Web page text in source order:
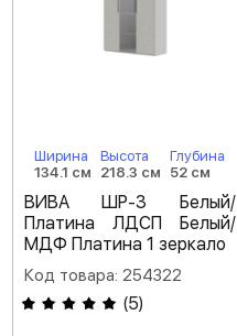
Ширина
134.1 см
Высота
218.3 см
Глубина
52 см
ВИВА ШР-3 Белый/
Платина ЛДСП Белый/
МДФ Платина 1 зеркало
Код товара: 254322
(5)